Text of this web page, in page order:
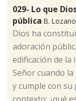
029- Lo que
pública B. Lozano
​Dios ha
adoración
edificación de la
Señor cuando
y cumple con